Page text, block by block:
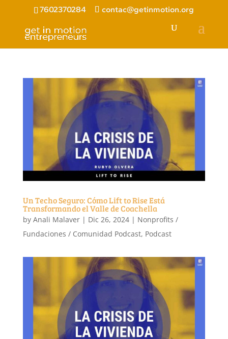
7602370284 contac@getinmotion.org
Un Techo Seguro: Cómo Lift to Rise Está
Transformando el Valle de Coachella
by Anali Malaver| Dic 26, 2024| Nonprofits /
Fundaciones / Comunidad Podcast, Podcast